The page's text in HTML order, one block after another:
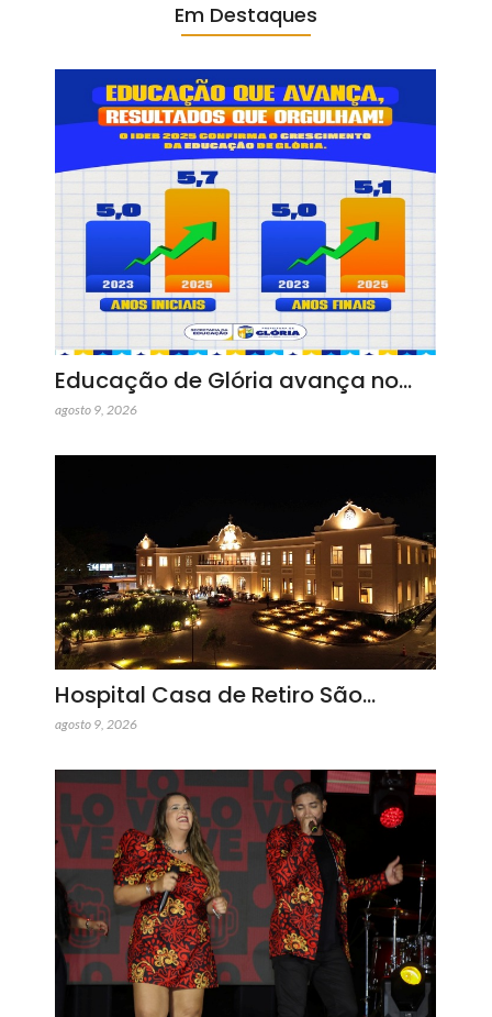
Em Destaques
Educação de Glória avança no…
agosto 9, 2026
Hospital Casa de Retiro São…
agosto 9, 2026